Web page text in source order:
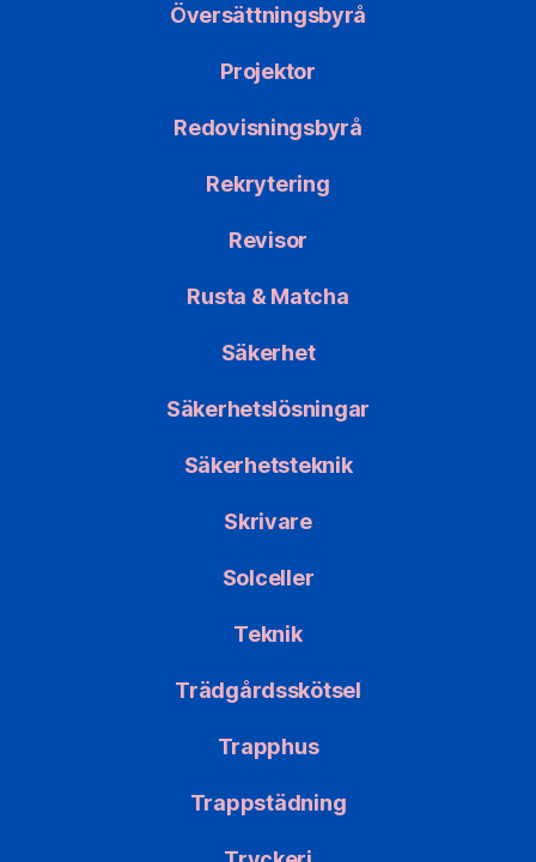
Översättningsbyrå
Projektor
Redovisningsbyrå
Rekrytering
Revisor
Rusta & Matcha
Säkerhet
Säkerhetslösningar
Säkerhetsteknik
Skrivare
Solceller
Teknik
Trädgårdsskötsel
Trapphus
Trappstädning